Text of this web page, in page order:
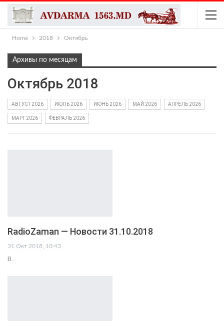
Home 2018 Октябрь
Архивы по месяцам
Октябрь 2018
АВГУСТ 2026 ИЮЛЬ 2026 ИЮНЬ 2026 МАЙ 2026 АПРЕЛЬ 2026
МАРТ 2026 ФЕВРАЛЬ 2026
RadioZaman — Новости 31.10.2018
31 Окт 2018, 10:43
В…